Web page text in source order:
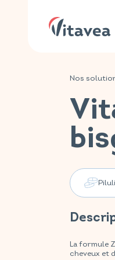
Nos
La formule
cheveux et